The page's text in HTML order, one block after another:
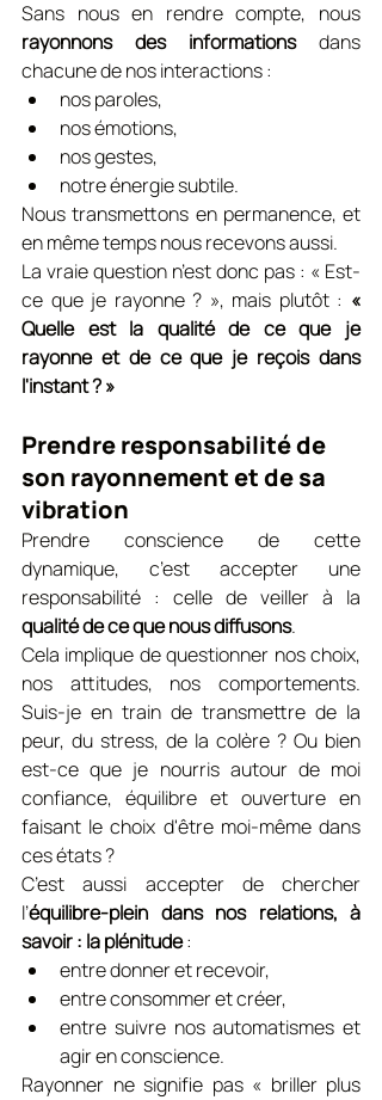
rayonnons des informations dans
chacune de nos interactions :
nos paroles,
nos émotions,
nos gestes,
notre énergie subtile.
Nous transmettons en permanence, et
en même temps nous recevons aussi.
La vraie question n’est donc pas : « Est-
ce que je rayonne ? », mais plutôt : «
Quelle est la qualité de ce que je
rayonne et de ce que je reçois dans
l'instant ? »
Prendre responsabilité de
son rayonnement et de sa
vibration
Prendre conscience de cette
dynamique, c’est accepter une
qualité de ce que nous diffusons.
Cela implique de questionner nos choix,
nos attitudes, nos comportements.
Suis-je en train de transmettre de la
peur, du stress, de la colère ? Ou bien
est-ce que je nourris autour de moi
confiance, équilibre et ouverture en
faisant le choix d'être moi-même dans
ces états ?
C’est aussi accepter de chercher
l’équilibre-plein dans nos relations, à
savoir : la plénitude :
entre donner et recevoir,
entre consommer et créer,
entre suivre nos automatismes et
agir en conscience.
Rayonner ne signifie pas « briller plus